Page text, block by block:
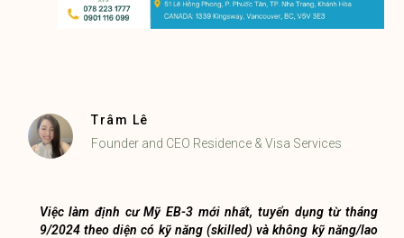
Trâm Lê
Founder and CEO Residence & Visa Services
Việc làm định cư Mỹ EB-3 mới nhất, tuyển dụng từ tháng
9/2024 theo diện có kỹ năng (skilled) và không kỹ năng/lao